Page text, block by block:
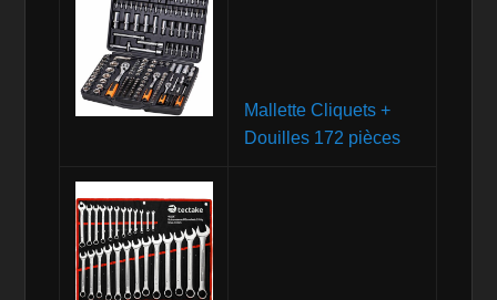
Mallette Cliquets +
Douilles 172 pièces